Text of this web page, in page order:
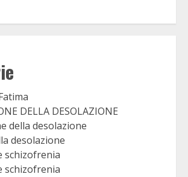
DELLA DESOLAZIONE
della desolazione
desolazione
schizofrenia
schizofrenia